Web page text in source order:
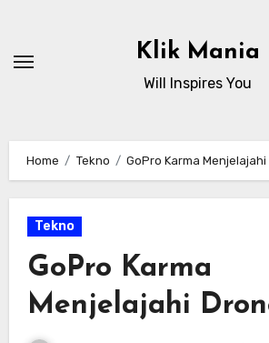
content
Klik Mania
Will Inspires You
Home Tekno GoPro Karma Menjelajahi
Tekno
GoPro Karma
Menjelajahi